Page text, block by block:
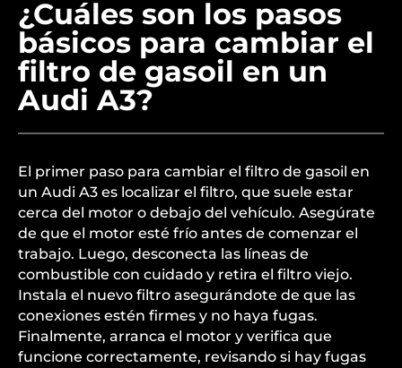
¿Cuáles son los pasos
básicos para cambiar el
filtro de gasoil en un
Audi A3?
El primer paso para cambiar el filtro de gasoil en
un Audi A3 es localizar el filtro, que suele estar
cerca del motor o debajo del vehículo. Asegúrate
de que el motor esté frío antes de comenzar el
trabajo. Luego, desconecta las líneas de
combustible con cuidado y retira el filtro viejo.
Instala el nuevo filtro asegurándote de que las
conexiones estén firmes y no haya fugas.
Finalmente, arranca el motor y verifica que
funcione correctamente, revisando si hay fugas